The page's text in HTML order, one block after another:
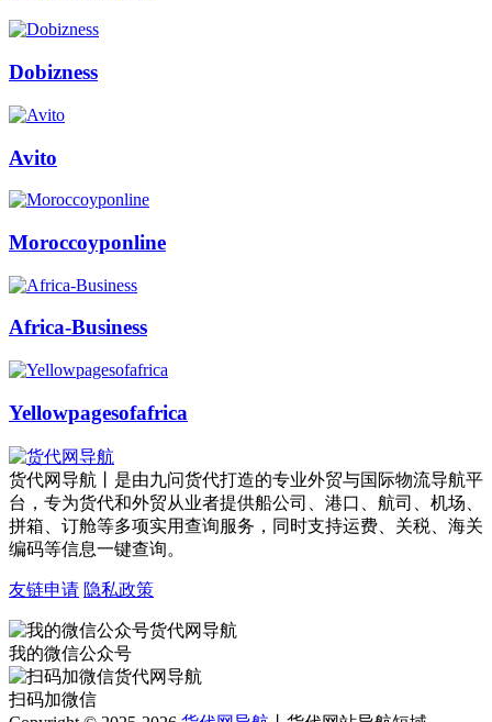
Dobizness
Avito
Moroccoyponline
Africa-Business
Yellowpagesofafrica
货代网导航丨是由九问货代打造的专业外贸与国际物流导航平
台，专为货代和外贸从业者提供船公司、港口、航司、机场、
拼箱、订舱等多项实用查询服务，同时支持运费、关税、海关
编码等信息一键查询。
友链申请 隐私政策
我的微信公众号
扫码加微信